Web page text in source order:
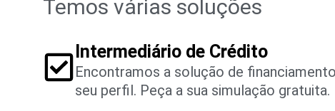
Temos várias soluções
Intermediário de Crédito
Encontramos a solução de
seu perfil. Peça a sua simulação gratuita.